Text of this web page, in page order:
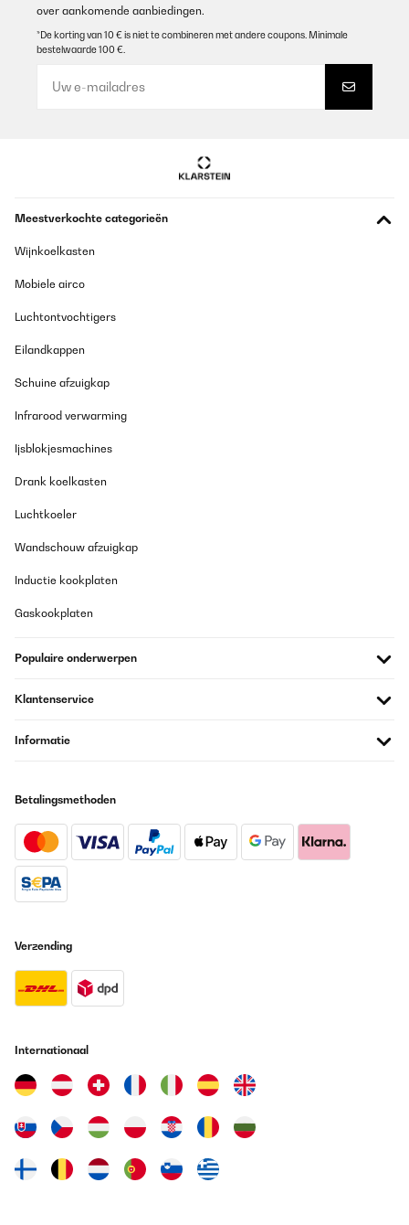
over aankomende aanbiedingen.
*De korting van 10 € is niet te combineren met andere coupons. Minimale
bestelwaarde 100 €.
Meestverkochte categorieën
Wijnkoelkasten
Mobiele airco
Luchtontvochtigers
Eilandkappen
Schuine afzuigkap
Infrarood verwarming
Ijsblokjesmachines
Drank koelkasten
Luchtkoeler
Wandschouw afzuigkap
Inductie kookplaten
Gaskookplaten
Populaire onderwerpen
Klantenservice
Informatie
Betalingsmethoden
Verzending
Internationaal